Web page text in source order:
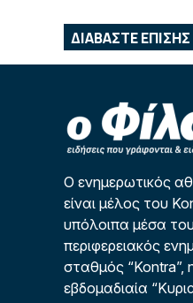
ΔΙΑΒΑΣΤΕ ΕΠΙΣΗΣ
Ο ενημερωτικός
είναι μέλος του
υπόλοιπα μέσα
περιφερειακός
σταθμός “Kontra”,
εβδομαδιαία